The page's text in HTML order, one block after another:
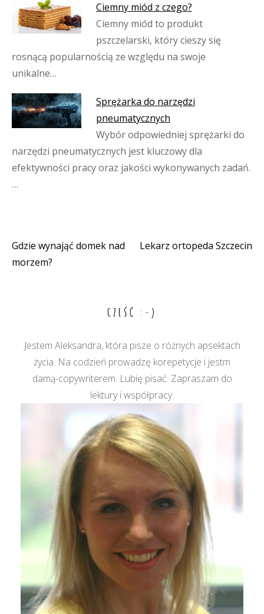
Ciemny miód z czego?
Ciemny miód to produkt
pszczelarski, który cieszy się
rosnącą popularnością ze względu na swoje
unikalne…
Sprężarka do narzędzi
pneumatycznych
Wybór odpowiedniej sprężarki do
narzędzi pneumatycznych jest kluczowy dla
efektywności pracy oraz jakości wykonywanych zadań.
…
Nawigacja
Gdzie wynająć domek nad
morzem?
Lekarz ortopeda Szczecin
CZEŚĆ :-)
Jestem Aleksandra, która pisze o różnych apsektach
życia. Na codzień prowadzę korepetycje i jestm
damą-copywriterem. Lubię pisać. Zapraszam do
lektury i współpracy.